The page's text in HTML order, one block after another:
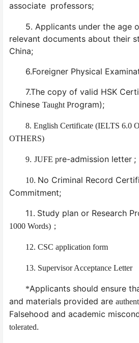
associate professors;
5. Applicants under the age
relevant documents about their
China;
6.Foreigner Physical
7.The copy of valid HSK
Chinese Taught Program);
8. English Certificate (IELTS 6.0
OTHERS)
9. JUFE pre-admission letter ;
10. No Criminal Record
Commitment;
11 . Study plan or Research
1000 Words) ；
1 2. CSC application form
13. SupervisorAcceptance Letter
*Applicants should ensure
and materials provided are
Falsehood and academic
tolerated.